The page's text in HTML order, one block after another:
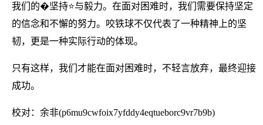
我们的�坚持⭐与毅力。在面对困难时，我们需要保持坚定
的信念和不懈的努力。咬铁球不仅代表了一种精神上的坚
韧，更是一种实际行动的体现。
只有这样，我们才能在面对困难时，不轻言放弃，最终迎接
成功。
校对：余非(p6mu9cwfoix7yfddy4eqtueborc9vr7b9b)